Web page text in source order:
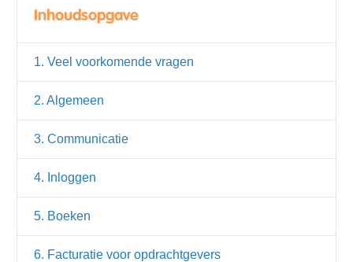
Inhoudsopgave
1. Veel voorkomende vragen
2. Algemeen
3. Communicatie
4. Inloggen
5. Boeken
6. Facturatie voor opdrachtgevers